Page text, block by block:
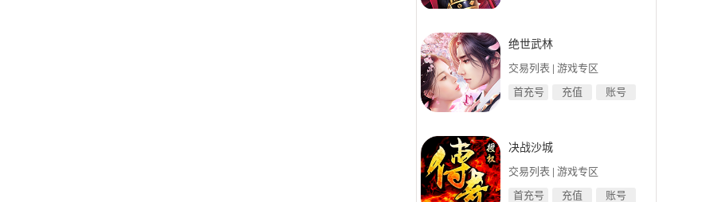
绝世武林
交易列表 | 游戏专区
首充号
充值 账号
决战沙城
交易列表 | 游戏专区
首充号
充值 账号